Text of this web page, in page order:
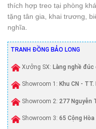
thích hợp treo tại phòng
tặng tân gia, khai trương,
nghĩa.
TRANH ĐỒNG BẢO LONG
Xưởng SX: Làng nghề đúc
Showroom 1: Khu CN -
Showroom 2: 277 Nguyễn
Showroom 3: 65 Cộng Hòa